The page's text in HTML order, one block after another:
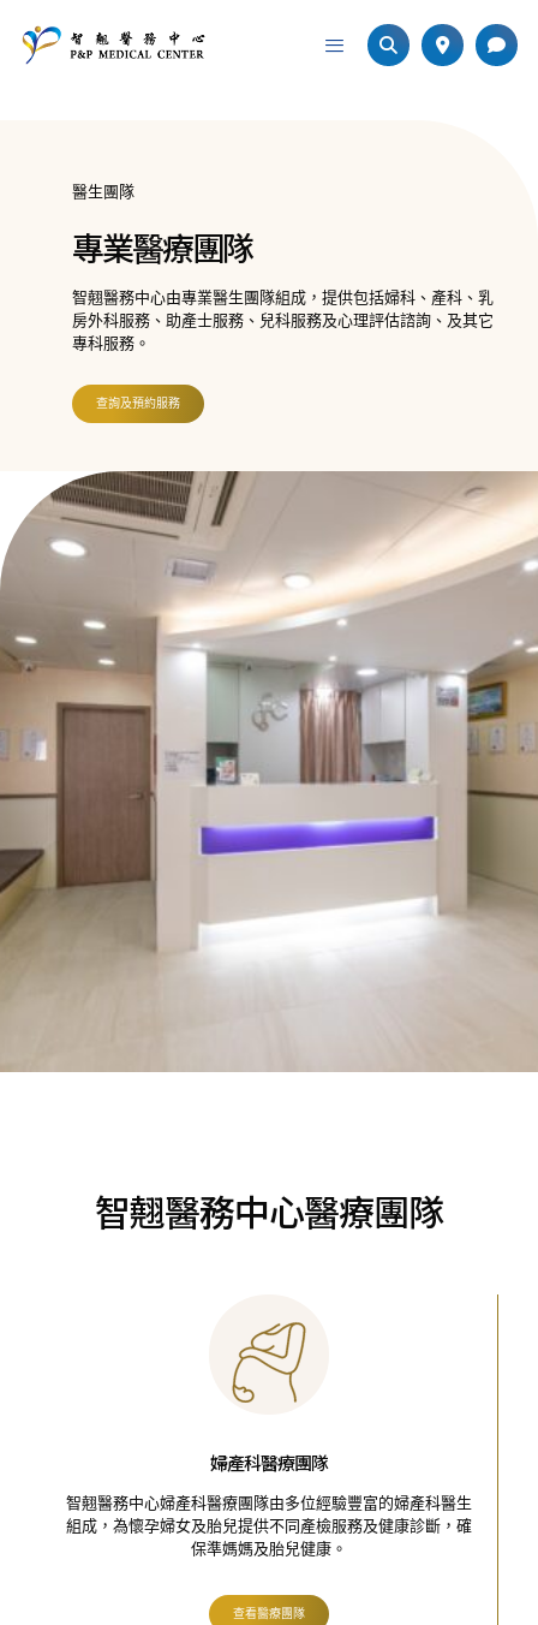
醫生團隊
專業醫療團隊
智翹醫務中心由專業醫生團隊組成，提供包括婦科、產科、乳
房外科服務、助產士服務、兒科服務及心理評估諮詢、及其它
專科服務。
查詢及預約服務
智翹醫務中心醫療團隊
婦產科醫療團隊
智翹醫務中心婦產科醫療團隊由多位經驗豐富的婦產科醫生
組成，為懷孕婦女及胎兒提供不同產檢服務及健康診斷，確
保準媽媽及胎兒健康。
查看醫療團隊